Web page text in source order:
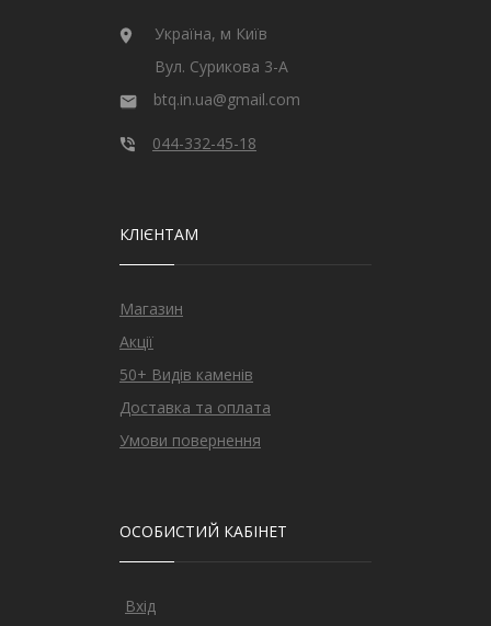
Україна, м Київ
Вул. Сурикова 3-А
btq.in.ua@gmail.com
044-332-45-18
КЛІЄНТАМ
Магазин
Акції
50+ Видів каменів
Доставка та оплата
Умови повернення
ОСОБИСТИЙ КАБІНЕТ
Вхід